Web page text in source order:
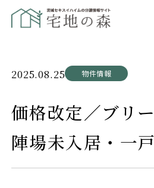
2025.08.25 物件情報
価格改定／ブリ
陣場未入居・一